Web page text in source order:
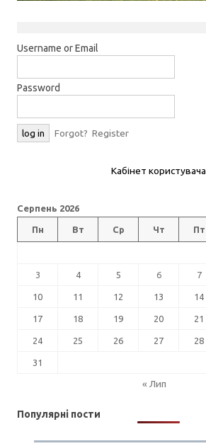
Username or Email
Password
Forgot? Register
Кабінет користувача
Серпень 2026
Пн Вт Ср Чт Пт
3 4 5 6 7
10 11 12 13 14
17 18 19 20 21
24 25 26 27 28
31
« Лип
Популярні пости